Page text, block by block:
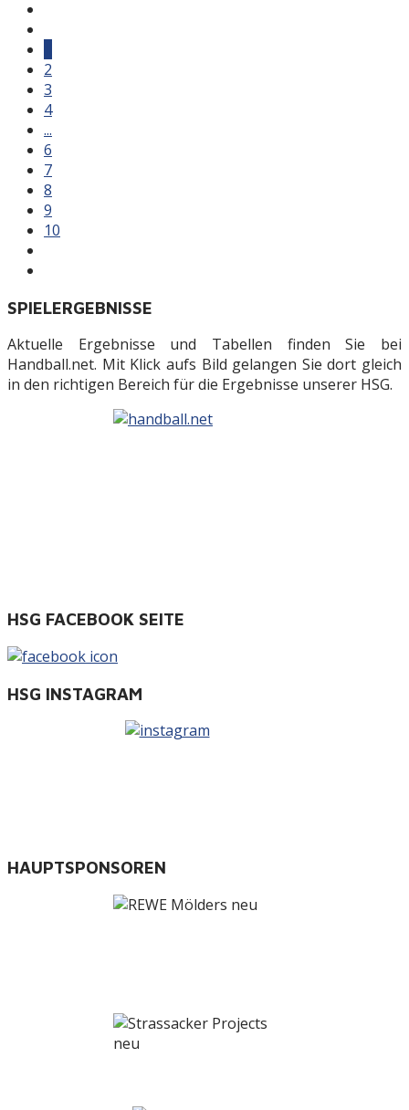
2
3
4
...
6
7
8
9
10
SPIELERGEBNISSE
Aktuelle Ergebnisse und Tabellen finden Sie bei
Handball.net. Mit Klick aufs Bild gelangen Sie dort gleich
in den richtigen Bereich für die Ergebnisse unserer HSG.
HSG FACEBOOK SEITE
HSG INSTAGRAM
HAUPTSPONSOREN